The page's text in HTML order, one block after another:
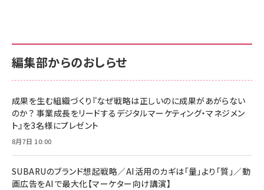
￥880
anan(アンアン)2026/06/24号 No.2500増刊
スペシャルエディション[王道エンタメの矜持／
￥1,100
anan(アンアン)2026/07/08号 No.2502[2026
￥880
ママ投資家が育休中に１億貯めた株式投資
サポート正規品 メーカー保証5年 KLMEA128G
NIMASO ガラスフィルム iPhone 17 用 保護フィ
すい ガイド枠付き いPhone17 (6.3インチ) 対応
2枚セット DSP25F1698
￥1,599
￥6,980
サポート正規品 メーカー保証5年 KLMEA128G
Amazon eギフトカード - Amazonロゴ - クラ
￥5,000
Anker PowerLine III Flow USB-C & USB-C
Pro/Air 各種対応 (1.8m ミッドナイトブラック)
￥1,890
編集部からのおしらせ
成果を生む組織づくり『なぜ戦略は正しいのに成果があがらない
のか？ 事業成長をリードするデジタルマーケティング・マネジメン
ト』を3名様にプレゼント
8月7日 10:00
SUBARUのブランド想起戦略／AI活用のカギは「量」より「質」／動
画広告をAIで最大化【マーケター向け講演】